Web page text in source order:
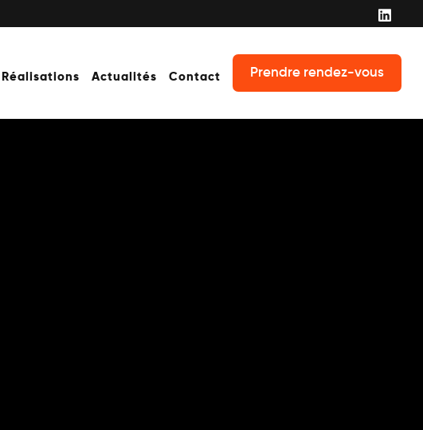
Réalisations Actualités Contact Prendre rendez-vous